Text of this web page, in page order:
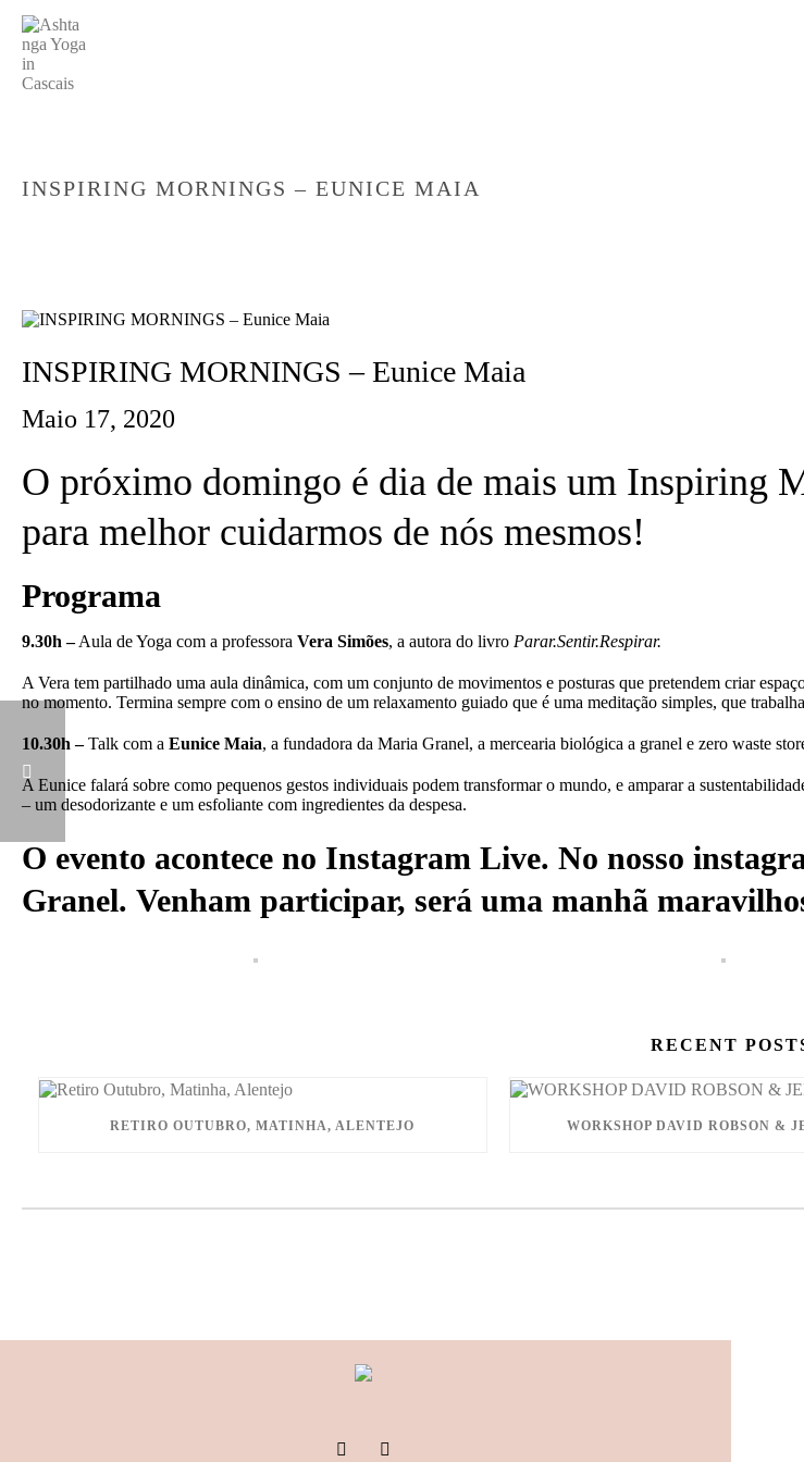
INSPIRING MORNINGS – EUNICE MAIA
INSPIRING MORNINGS – Eunice Maia
Maio 17, 2020
O próximo domingo é dia de mais um Inspiring
para melhor cuidarmos de nós mesmos!
Programa
9.30h –Aula de Yoga com a professora Vera Simões, a autora do livro Parar.Sentir.Respirar.
A Vera tem partilhado uma aula dinâmica, com um conjunto de movimentos e posturas que pretendem criar
no momento. Termina sempre com o ensino de um relaxamento guiado que é uma meditação simples, que
10.30h –Talk com a Eunice Maia, a fundadora da Maria Granel, a mercearia biológica a granel e zero waste
A Eunice falará sobre como pequenos gestos individuais podem transformar o mundo, e amparar a
– um desodorizante e um esfoliante com ingredientes da despesa.
O evento acontece no Instagram Live. No nosso
Granel. Venham participar, será uma manhã
RECENT
RETIRO OUTUBRO, MATINHA, ALENTEJO WORKSHOP DAVID ROBSON &